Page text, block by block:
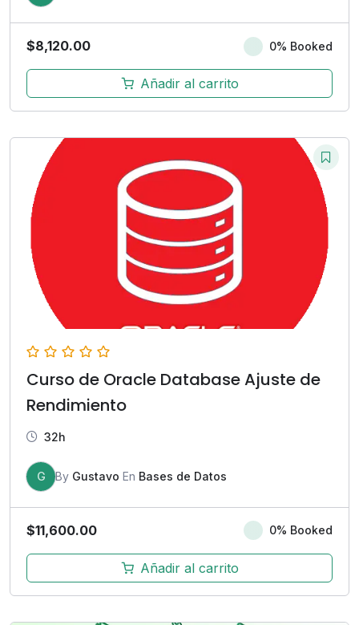
$8,120.00 0% Booked
Añadir al carrito
Curso de Oracle Database Ajuste de
Rendimiento
32h
G By Gustavo En Bases de Datos
$11,600.00 0% Booked
Añadir al carrito